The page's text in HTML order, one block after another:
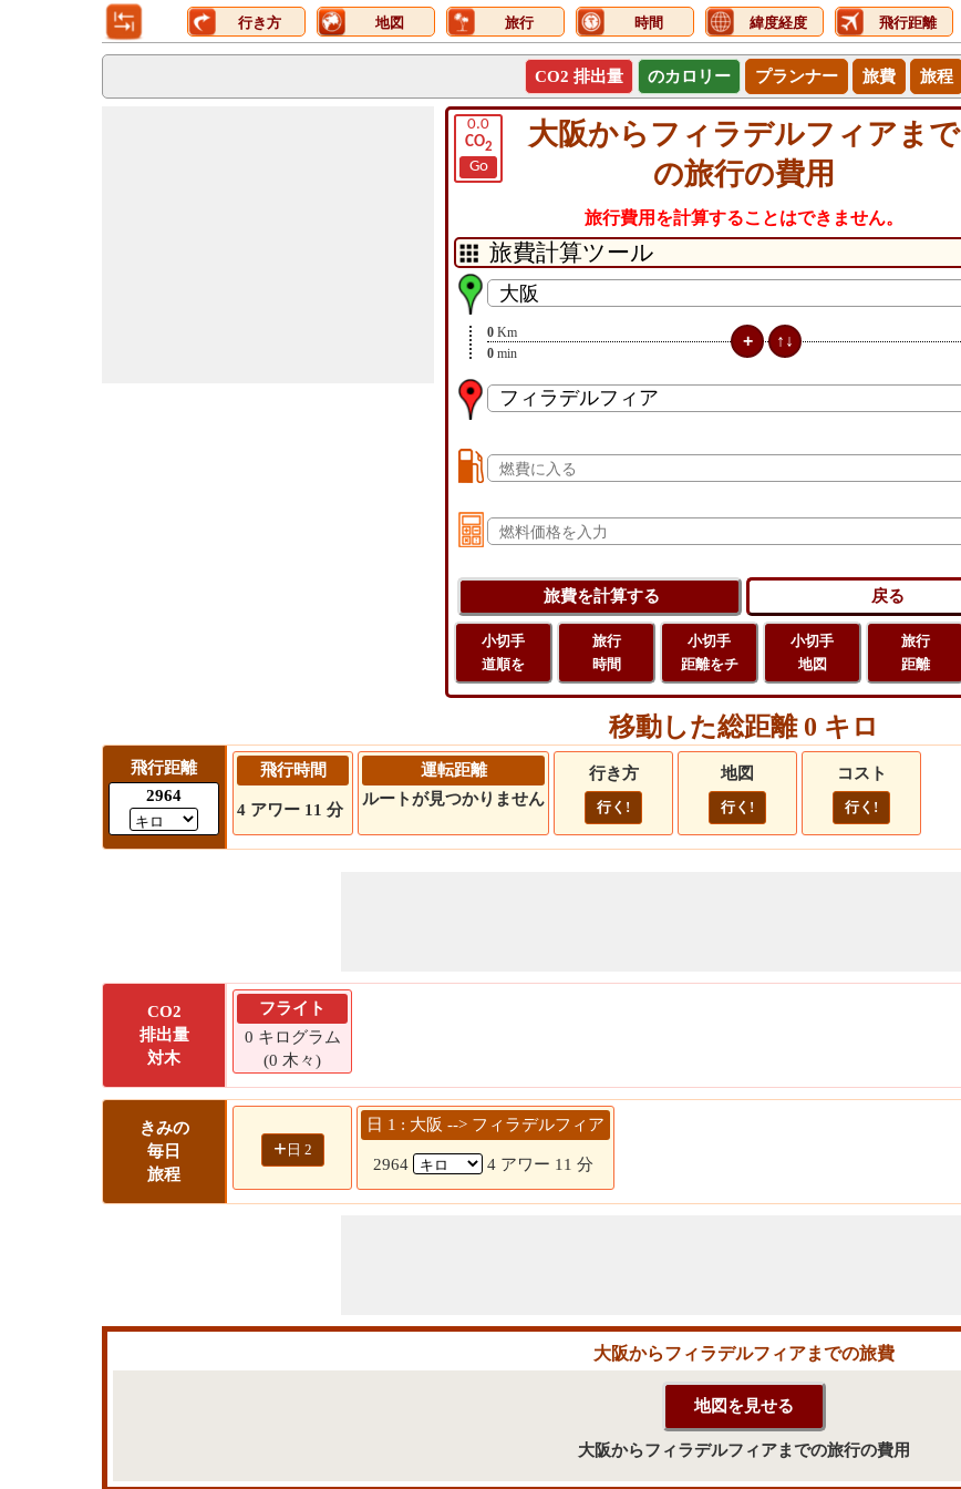
行き方 地図 旅行 時間 緯度経度 飛行距離
CO2 排出量 のカロリー プランナー 旅費 旅程
0.0
CO2
Go
大阪からフィラデルフィアまで
の旅行の費用
旅行費用を計算することはできません。
0 Km
0 min
小切手
道順を
旅行
時間
小切手
距離をチ
小切手
地図
旅行
距離
移動した総距離 0 キロ
飛行距離
2964
飛行時間
4 アワー 11 分
運転距離
ルートが見つかりません
行き方
行く!
地図
行く!
コスト
行く!
CO2
排出量
対木
フライト
0 キログラム
(0 木々)
きみの
毎日
旅程
+ 日 2
日 1 : 大阪 --> フィラデルフィア
2964 4 アワー 11 分
大阪からフィラデルフィアまでの旅費
大阪からフィラデルフィアまでの旅行の費用